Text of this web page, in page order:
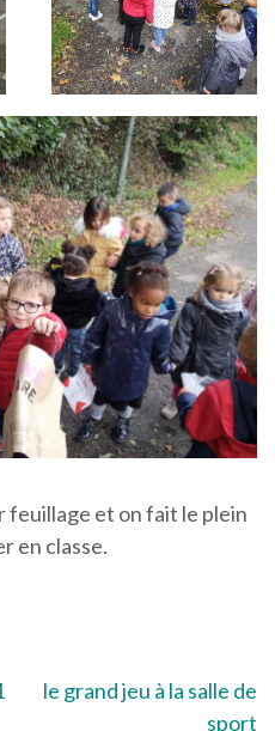
feuillage et on fait le plein
en classe.
le grand jeu à la salle de
sport